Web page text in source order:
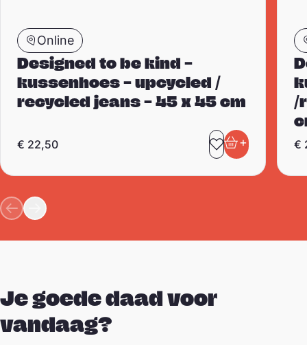
Online
Designed to be kind –
kussenhoes – upcycled /
recycled jeans – 45 x 45 cm
€ 22,50
Toevoegen
+
In
/
€
Je goede daad voor
vandaag?